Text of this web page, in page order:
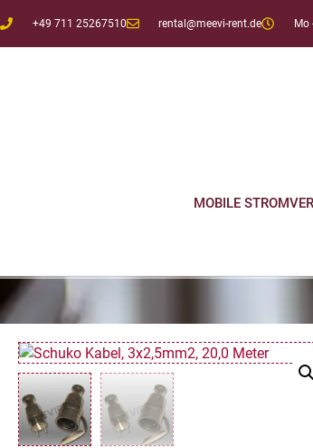
+49 711 25267510 rental@meevi-rent.de Mo
MOBILE